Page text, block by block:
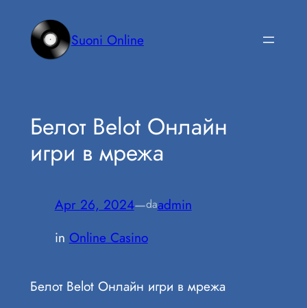
contenuto
Suoni Online
Белот Belot Онлайн
игри в мрежа
Apr 26, 2024—daadmin
in Online Casino
Белот Belot Онлайн игри в мрежа